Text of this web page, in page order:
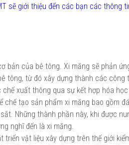
sẽ giới thiệu đến các bạn các
bản của bê tông. Xi măng sẽ phản
tông, từ đó xây dựng thành các
chế xuất thông qua sự kết hợp hóa
chế tạo sản phẩm xi măng bao gồm
Những thành phần này, khi được
nghĩ đến là xi măng.
triển vật liệu xây dựng trên thế giới